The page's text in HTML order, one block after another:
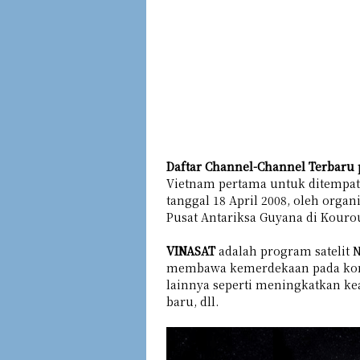
Daftar Channel-Channel Terbaru
Vietnam pertama untuk
tanggal 18 April 2008, oleh
Pusat Antariksa Guyana di
VINASATadalah program satelit
membawa kemerdekaan pada
lainnya seperti meningkatkan
baru, dll.